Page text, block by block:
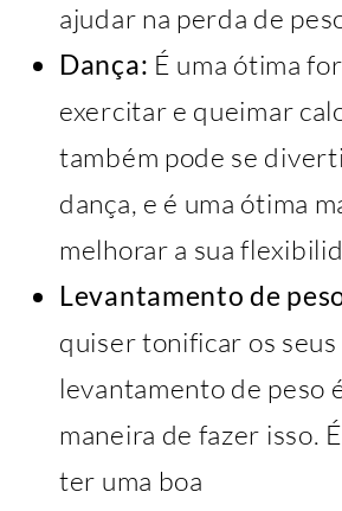
ajudar na perda de
Dança: É uma ótima
exercitar e queimar
também pode se
dança, e é uma ótima
melhorar a sua
Levantamento de
quiser tonificar os seus
levantamento de peso
maneira de fazer isso.
ter uma boa